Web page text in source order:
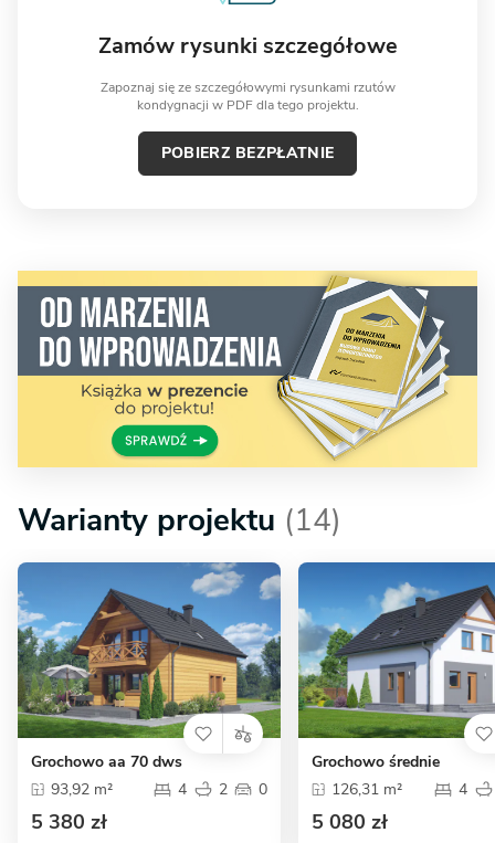
Zamów rysunki szczegółowe
Zapoznaj się ze szczegółowymi rysunkami rzutów
kondygnacji w PDF dla tego projektu.
POBIERZ BEZPŁATNIE
Warianty projektu (14)
Grochowo aa 70 dws
93,92 m²
4 2 0
5 380 zł
Grochowo średnie
126,31 m²
4
5 080 zł